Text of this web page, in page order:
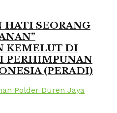
HATI SEORANG
KEMELUT DI
PERHIMPUNAN
(PERADI)